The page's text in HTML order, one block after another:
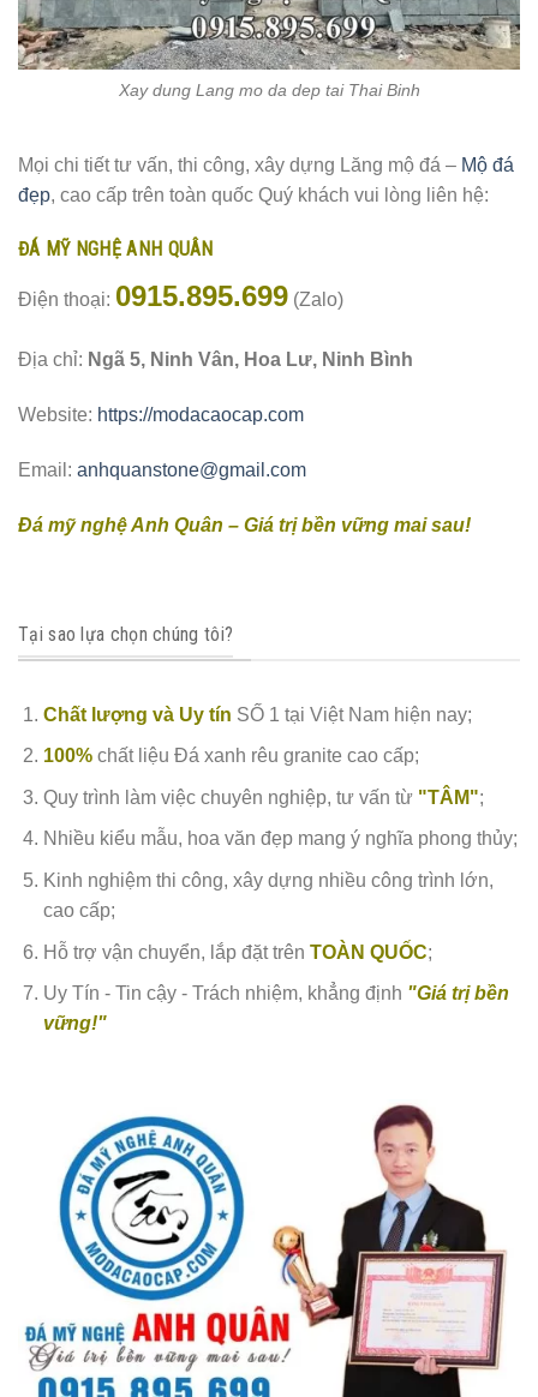
Xay dung Lang mo da dep tai Thai Binh
Mọi chi tiết tư vấn, thi công, xây dựng Lăng mộ đá – Mộ đá
đẹp, cao cấp trên toàn quốc Quý khách vui lòng liên hệ:
ĐÁ MỸ NGHỆ ANH QUÂN
Điện thoại: 0915.895.699 (Zalo)
Địa chỉ: Ngã 5, Ninh Vân, Hoa Lư, Ninh Bình
Website: https://modacaocap.com
Email: anhquanstone@gmail.com
Đá mỹ nghệ Anh Quân – Giá trị bền vững mai sau!
Tại sao lựa chọn chúng tôi?
Chất lượng và Uy tín SỐ 1 tại Việt Nam hiện nay;
100%chất liệu Đá xanh rêu granite cao cấp;
Quy trình làm việc chuyên nghiệp, tư vấn từ"TÂM";
Nhiều kiểu mẫu, hoa văn đẹp mang ý nghĩa phong thủy;
Kinh nghiệm thi công, xây dựng nhiều công trình lớn,
cao cấp;
Hỗ trợ vận chuyển, lắp đặt trên TOÀN QUỐC;
Uy Tín - Tin cậy - Trách nhiệm, khẳng định "Giá trị bền
vững!"